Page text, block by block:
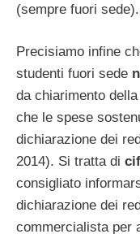
(sempre fuori sede).
Precisiamo infine
studenti fuori sede
da chiarimento
che le spese
dichiarazione dei
2014). Si tratta di
consigliato
dichiarazione dei
commercialista per